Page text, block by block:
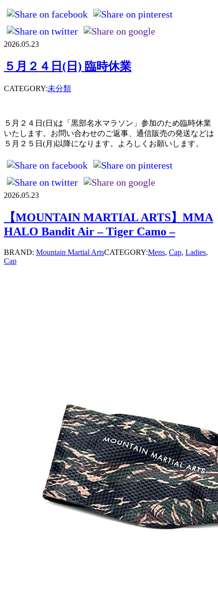
2026.05.23
５月２４日(日) 臨時休業
CATEGORY:未分類
５月２４日(日)は「黒部名水マラソン」参加のため臨時休業
いたします。お問い合わせのご返事、通信販売の発送などは
５月２５日(月)以降になります。よろしくお願いします。
2026.05.23
【MOUNTAIN MARTIAL ARTS】MMA
HALO Bandit Air – Tiger Camo –
BRAND: Mountain Martial ArtsCATEGORY:Mens, Cap, Ladies,
Cap